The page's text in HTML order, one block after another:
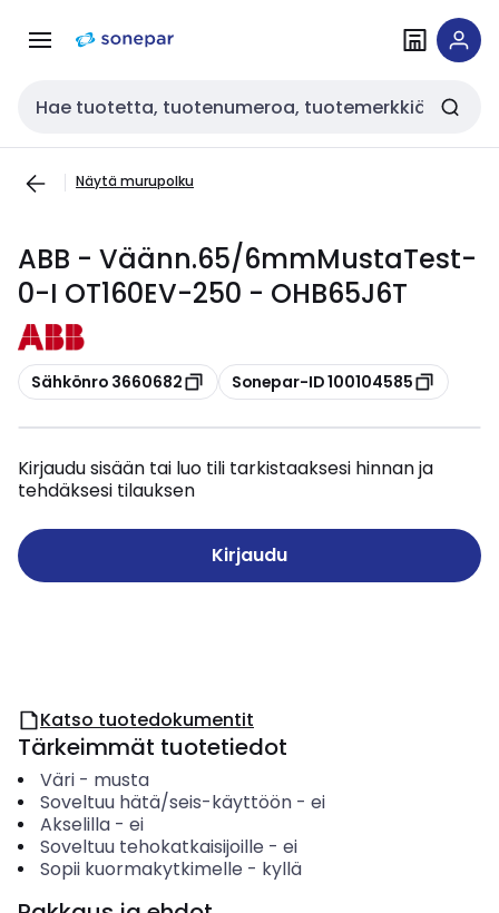
navigointiinsisältöön
Haku
Näytä murupolku
ABB - Väänn.65/6mmMustaTest-
0-I OT160EV-250 - OHB65J6T
Kopioi
Sähkönro 3660682 Kopioi
Sonepar-ID 100104585
Kirjaudu sisään tai luo tili tarkistaaksesi hinnan ja
tehdäksesi tilauksen
Kirjaudu
Katso tuotedokumentit
Tärkeimmät tuotetiedot
Väri- musta
Soveltuu hätä/seis-käyttöön- ei
Akselilla- ei
Soveltuu tehokatkaisijoille - ei
Sopii kuormakytkimelle - kyllä